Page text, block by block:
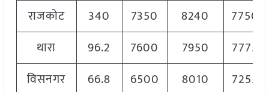
राजकोट
340 7350 8240
7750
थारा
96.2 7600 7950
7775
विसनगर
66.8 6500 8010 7255